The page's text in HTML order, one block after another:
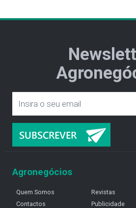
Agronegócios
Quem Somos
Contactos
Revistas
Publicidade